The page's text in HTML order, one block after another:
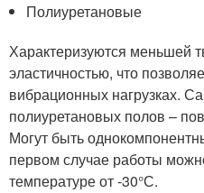
Полиуретановые
Характеризуются меньшей
эластичностью, что
вибрационных нагрузках.
полиуретановых полов –
Могут быть
первом случае работы
температуре от -30°С.